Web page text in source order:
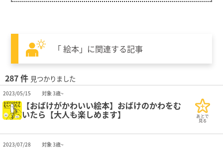
「 絵本」に関連する記事
287 件 見つかりました
2023/05/15 対象 3歳~
【おばけがかわいい絵本】おばけのかわをむ
いたら【大人も楽しめます】 あとで
見る
2023/07/28 対象 3歳~